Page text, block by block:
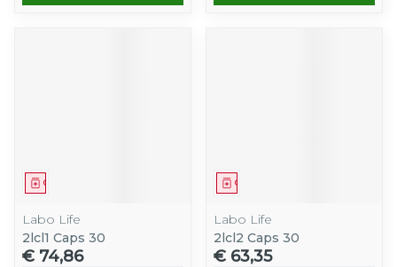
Geneesmiddel
Labo Life
2lcl1 Caps 30
€ 74,86
Geneesmiddel
Labo Life
2lcl2 Caps 30
€ 63,35